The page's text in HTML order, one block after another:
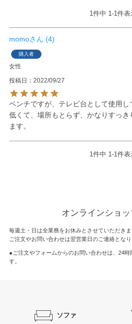
1件中 1-1件表
momo 4
購入者
女性
投稿日
2022/09/27
ベンチですが、テレビ台として使用し
低くて、場所もとらず、かなりすっ
ます。
1件中 1-1件表
オンラインショッ
毎週土・日は全業務をお休みとさせていただき
ご注文やお問い合わせは翌営業日のご連絡となり
●ご注文やフォームからのお問い合わせは、 24時
す。
ソファ